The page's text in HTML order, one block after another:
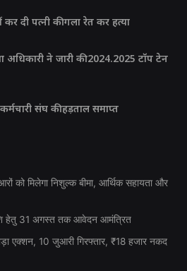
दी पत्नी की गला रेत कर हत्या
अधिकारी ने जारी की 2024.2025 टॉप टेन
संघ की हड़ताल समाप्त
को मिलेगा निशुल्क बीमा, आर्थिक सहायता और
हेतु 31 अगस्त तक आवेदन आमंत्रित
एक्शन, 10 जुआरी गिरफ्तार, ₹18 हजार नकद